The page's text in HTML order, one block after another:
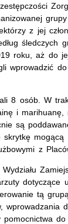
z jej
śledczych
roku, aż do
wprowadzić
8 osób. W
i marihuanę,
są
z
dotyczące
tą
wprowadzania